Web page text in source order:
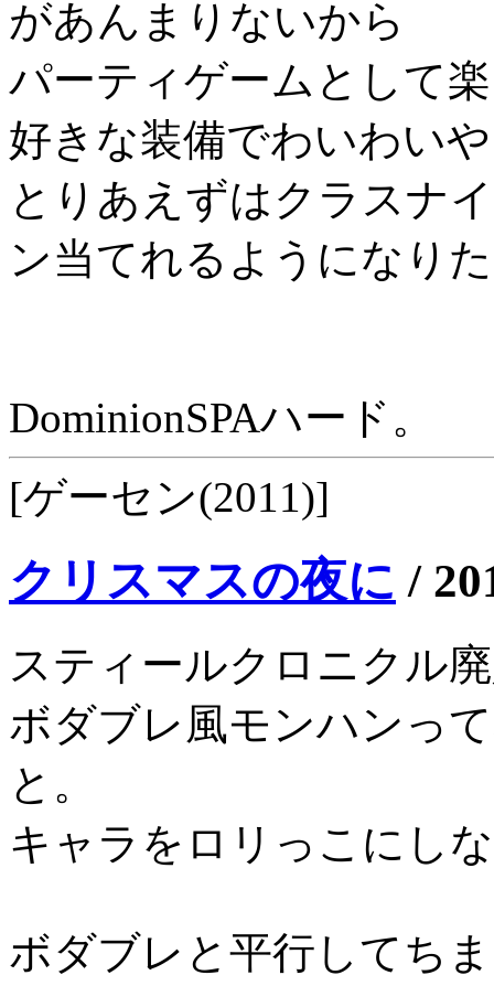
があんまりないから
パーティゲームとして
好きな装備でわいわい
とりあえずはクラスナ
ン当てれるようになり
DominionSPAハード。
[ゲーセン(2011)]
クリスマスの夜に /
スティールクロニクル
ボダブレ風モンハンっ
と。
キャラをロリっこにし
ボダブレと平行してち